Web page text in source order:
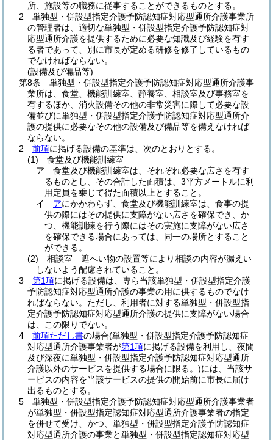
所、施設等の職務に従事することができるものとする。
2
単独型・併設型指定介護予防認知症対応型通所介護事業所
の管理者は、適切な単独型・併設型指定介護予防認知症対
応型通所介護を提供するために必要な知識及び経験を有す
る者であって、別に市長が定める研修を修了しているもの
でなければならない。
(設備及び備品等)
第8条
単独型・併設型指定介護予防認知症対応型通所介護事
業所は、食堂、機能訓練室、静養室、相談室及び事務室を
有するほか、消火設備その他の非常災害に際して必要な設
備並びに単独型・併設型指定介護予防認知症対応型通所介
護の提供に必要なその他の設備及び備品等を備えなければ
ならない。
2
前項に掲げる設備の基準は、次のとおりとする。
(1)
食堂及び機能訓練室
ア
食堂及び機能訓練室は、それぞれ必要な広さを有す
るものとし、その合計した面積は、3平方メートルに利
用定員を乗じて得た面積以上とすること。
イ
アにかかわらず、食堂及び機能訓練室は、食事の提
供の際にはその提供に支障がない広さを確保でき、か
つ、機能訓練を行う際にはその実施に支障がない広さ
を確保できる場合にあっては、同一の場所とすること
ができる。
(2)
相談室 遮へい物の設置等により相談の内容が漏えい
しないよう配慮されていること。
3
第1項に掲げる設備は、専ら当該単独型・併設型指定介護
予防認知症対応型通所介護の事業の用に供するものでなけ
ればならない。 ただし、利用者に対する単独型・併設型指
定介護予防認知症対応型通所介護の提供に支障がない場合
は、この限りでない。
4
前項ただし書の場合(単独型・併設型指定介護予防認知症
対応型通所介護事業者が第1項に掲げる設備を利用し、夜間
及び深夜に単独型・併設型指定介護予防認知症対応型通所
介護以外のサービスを提供する場合に限る。)には、当該サ
ービスの内容を当該サービスの提供の開始前に市長に届け
出るものとする。
5
単独型・併設型指定介護予防認知症対応型通所介護事業者
が単独型・併設型指定認知症対応型通所介護事業者の指定
を併せて受け、かつ、単独型・併設型指定介護予防認知症
対応型通所介護の事業と単独型・併設型指定認知症対応型